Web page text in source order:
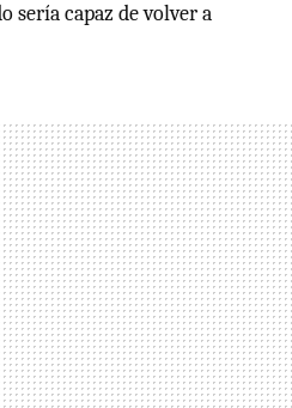
sería capaz de volver a